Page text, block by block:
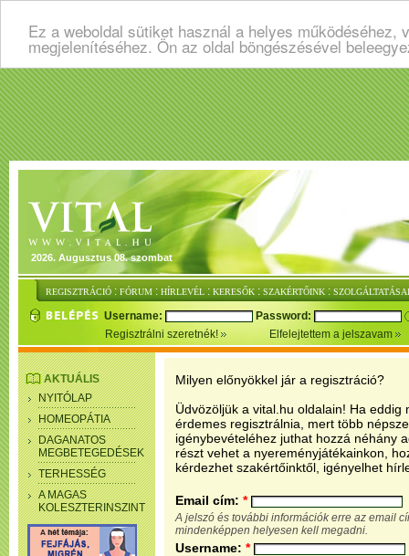
Ez a weboldal sütiket használ a helyes
megjelenítéséhez. Ön az oldal böngészésével
2026. Augusztus 08. szombat
REGISZTRÁCIÓ : FÓRUM : HÍRLEVÉL : KERESŐK : SZAKÉRTŐINK :
Username:
Password:
Regisztrálni szeretnék!
Elfelejtettem a jelszavam
AKTUÁLIS
NYITÓLAP
HOMEOPÁTIA
DAGANATOS
MEGBETEGEDÉSEK
TERHESSÉG
A MAGAS
KOLESZTERINSZINT
Milyen előnyökkel jár a regisztráció?
Üdvözöljük a vital.hu oldalain! Ha eddig
érdemes regisztrálnia, mert több
igénybevételéhez juthat hozzá néhány
részt vehet a nyereményjátékainkon,
kérdezhet szakértőinktől, igényelhet
Email cím: *
A jelszó és további információk erre az email
mindenképpen helyesen kell megadni.
Username: *